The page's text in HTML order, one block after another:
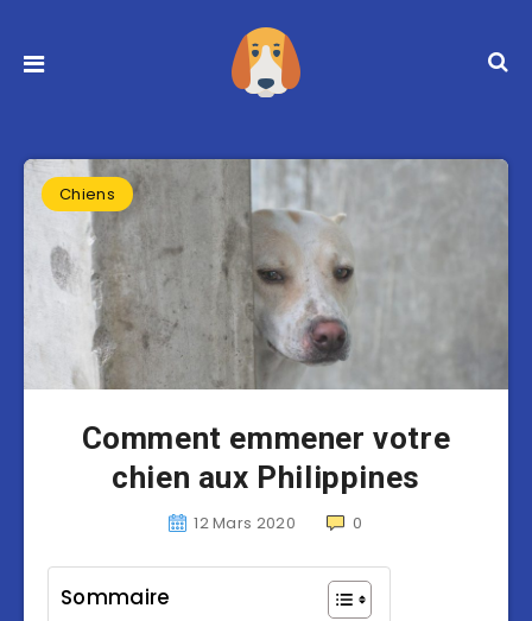
Chiens
Comment emmener votre
chien aux Philippines
12 Mars 2020 0
Sommaire